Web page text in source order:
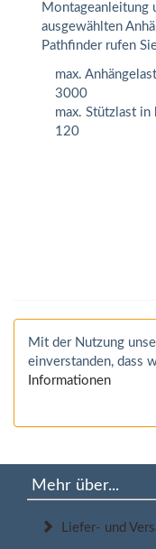
Montageanleitung
ausgewählten
Pathfinder rufen
max.
3000
max. Stützlast in
120
Mit der Nutzung
einverstanden, dass
Informationen
Mehr über...
Liefer- und